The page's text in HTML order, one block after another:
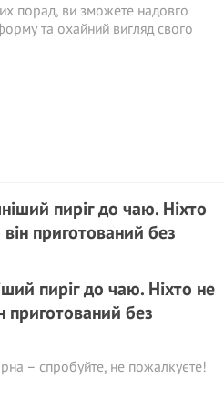
порад, ви зможете надовго
та охайний вигляд свого
пиріг до чаю. Ніхто не
приготований без
– спробуйте, не пожалкуєте!